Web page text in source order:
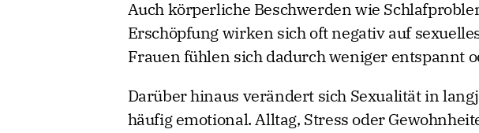
Auch körperliche Beschwerden wie
Erschöpfung wirken sich oft negativ auf
Frauen fühlen sich dadurch weniger entspannt
Darüber hinaus verändert sich Sexualität in
häufig emotional. Alltag, Stress oder